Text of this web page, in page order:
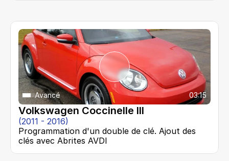
03:15
Avancé
Volkswagen Coccinelle III
(2011 - 2016)
Programmation d'un double de clé. Ajout des
clés avec Abrites AVDI